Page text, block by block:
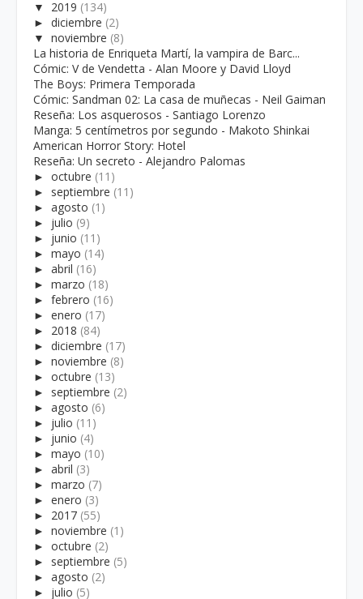
▼ 2019 (134)
► diciembre (2)
▼ noviembre (8)
La historia de Enriqueta Martí, la vampira de Barc...
Cómic: V de Vendetta - Alan Moore y David Lloyd
The Boys: Primera Temporada
Cómic: Sandman 02: La casa de muñecas - Neil Gaiman
Reseña: Los asquerosos - Santiago Lorenzo
Manga: 5 centímetros por segundo - Makoto Shinkai
American Horror Story: Hotel
Reseña: Un secreto - Alejandro Palomas
► octubre (11)
► septiembre (11)
► agosto (1)
► julio (9)
► junio (11)
► mayo (14)
► abril (16)
► marzo (18)
► febrero (16)
► enero (17)
► 2018 (84)
► diciembre (17)
► noviembre (8)
► octubre (13)
► septiembre (2)
► agosto (6)
► julio (11)
► junio (4)
► mayo (10)
► abril (3)
► marzo (7)
► enero (3)
► 2017 (55)
► noviembre (1)
► octubre (2)
► septiembre (5)
► agosto (2)
► julio (5)